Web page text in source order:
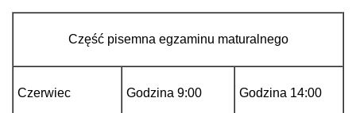
Część pisemna egzaminu maturalnego
Czerwiec Godzina 9:00 Godzina 14:00